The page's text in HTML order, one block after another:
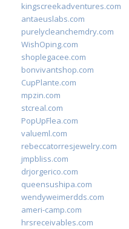
kingscreekadventures.com
antaeuslabs.com
purelycleanchemdry.com
WishOping.com
shoplegacee.com
bonvivantshop.com
CupPlante.com
mpzin.com
stcreal.com
PopUpFlea.com
valueml.com
rebeccatorresjewelry.com
jmpbliss.com
drjorgerico.com
queensushipa.com
wendyweimerdds.com
ameri-camp.com
hrsreceivables.com